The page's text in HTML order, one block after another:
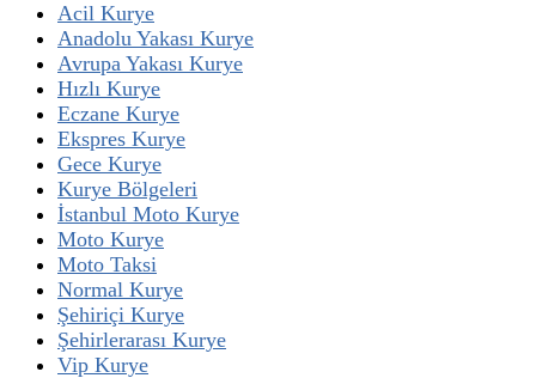
Acil Kurye
Anadolu Yakası Kurye
Avrupa Yakası Kurye
Hızlı Kurye
Eczane Kurye
Ekspres Kurye
Gece Kurye
Kurye Bölgeleri
İstanbul Moto Kurye
Moto Kurye
Moto Taksi
Normal Kurye
Şehiriçi Kurye
Şehirlerarası Kurye
Vip Kurye